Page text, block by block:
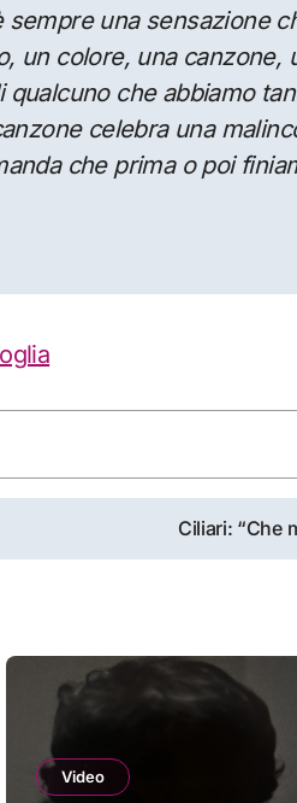
sempre una sensazione
un colore, una canzone,
che abbiamo
celebra una
che prima o poi
Ciliari: “Che
Video